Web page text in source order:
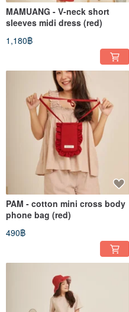
MAMUANG - V-neck short
sleeves midi dress (red)
1,180฿
PAM - cotton mini cross body
phone bag (red)
490฿